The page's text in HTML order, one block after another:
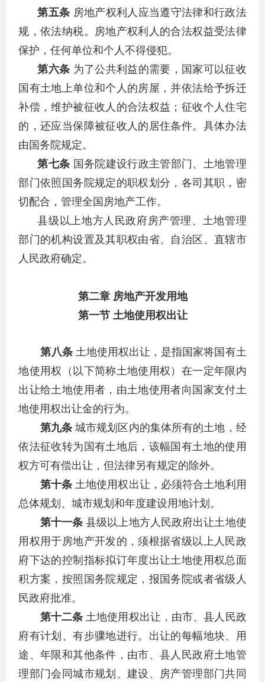
第五条 房地产权利人应当遵守法律和行政法
规，依法纳税。房地产权利人的合法权益受法律
保护，任何单位和个人不得侵犯。
第六条 为了公共利益的需要，国家可以征收
国有土地上单位和个人的房屋，并依法给予拆迁
补偿，维护被征收人的合法权益；征收个人住宅
的，还应当保障被征收人的居住条件。具体办法
由国务院规定。
第七条 国务院建设行政主管部门、土地管理
部门依照国务院规定的职权划分，各司其职，密
切配合，管理全国房地产工作。
县级以上地方人民政府房产管理、土地管理
部门的机构设置及其职权由省、自治区、直辖市
人民政府确定。
第二章 房地产开发用地
第一节 土地使用权出让
第八条土地使用权出让，是指国家将国有土
地使用权（以下简称土地使用权）在一定年限内
出让给土地使用者，由土地使用者向国家支付土
地使用权出让金的行为。
第九条城市规划区内的集体所有的土地，经
依法征收转为国有土地后，该幅国有土地的使用
权方可有偿出让，但法律另有规定的除外。
第十条土地使用权出让，必须符合土地利用
总体规划、城市规划和年度建设用地计划。
第十一条 县级以上地方人民政府出让土地使
用权用于房地产开发的，须根据省级以上人民政
府下达的控制指标拟订年度出让土地使用权总面
积方案，按照国务院规定，报国务院或者省级人
民政府批准。
第十二条 土地使用权出让，由市、县人民政
府有计划、有步骤地进行。出让的每幅地块、用
途、年限和其他条件，由市、县人民政府土地管
理部门会同城市规划、建设、房产管理部门共同